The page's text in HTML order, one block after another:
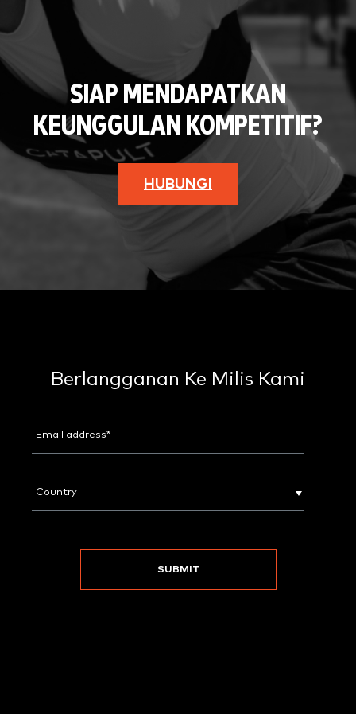
SIAP MENDAPATKAN
KEUNGGULAN KOMPETITIF?
HUBUNGI
Berlangganan Ke Milis Kami